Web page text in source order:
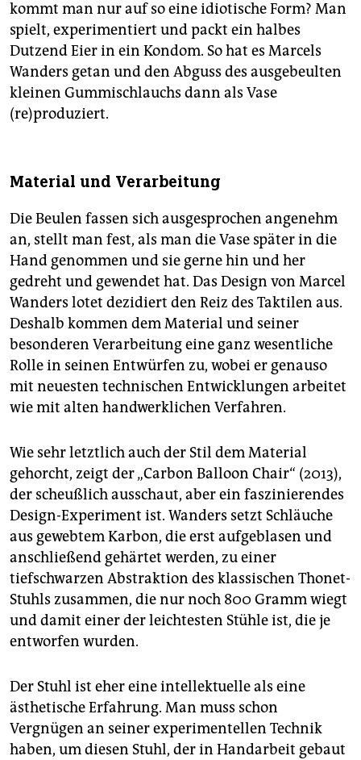
kommt man nur auf so eine idiotische Form? Man
spielt, experimentiert und packt ein halbes
Dutzend Eier in ein Kondom. So hat es Marcels
Wanders getan und den Abguss des ausgebeulten
kleinen Gummischlauchs dann als Vase
(re)produziert.
Material und Verarbeitung
Die Beulen fassen sich ausgesprochen angenehm
an, stellt man fest, als man die Vase später in die
Hand genommen und sie gerne hin und her
gedreht und gewendet hat. Das Design von Marcel
Wanders lotet dezidiert den Reiz des Taktilen aus.
Deshalb kommen dem Material und seiner
besonderen Verarbeitung eine ganz wesentliche
Rolle in seinen Entwürfen zu, wobei er genauso
mit neuesten technischen Entwicklungen arbeitet
wie mit alten handwerklichen Verfahren.
Wie sehr letztlich auch der Stil dem Material
gehorcht, zeigt der „Carbon Balloon Chair“ (2013),
der scheußlich ausschaut, aber ein faszinierendes
Design-Experiment ist. Wanders setzt Schläuche
aus gewebtem Karbon, die erst aufgeblasen und
anschließend gehärtet werden, zu einer
tiefschwarzen Abstraktion des klassischen Thonet-
Stuhls zusammen, die nur noch 800 Gramm wiegt
und damit einer der leichtesten Stühle ist, die je
entworfen wurden.
Der Stuhl ist eher eine intellektuelle als eine
ästhetische Erfahrung. Man muss schon
Vergnügen an seiner experimentellen Technik
haben, um diesen Stuhl, der in Handarbeit gebaut